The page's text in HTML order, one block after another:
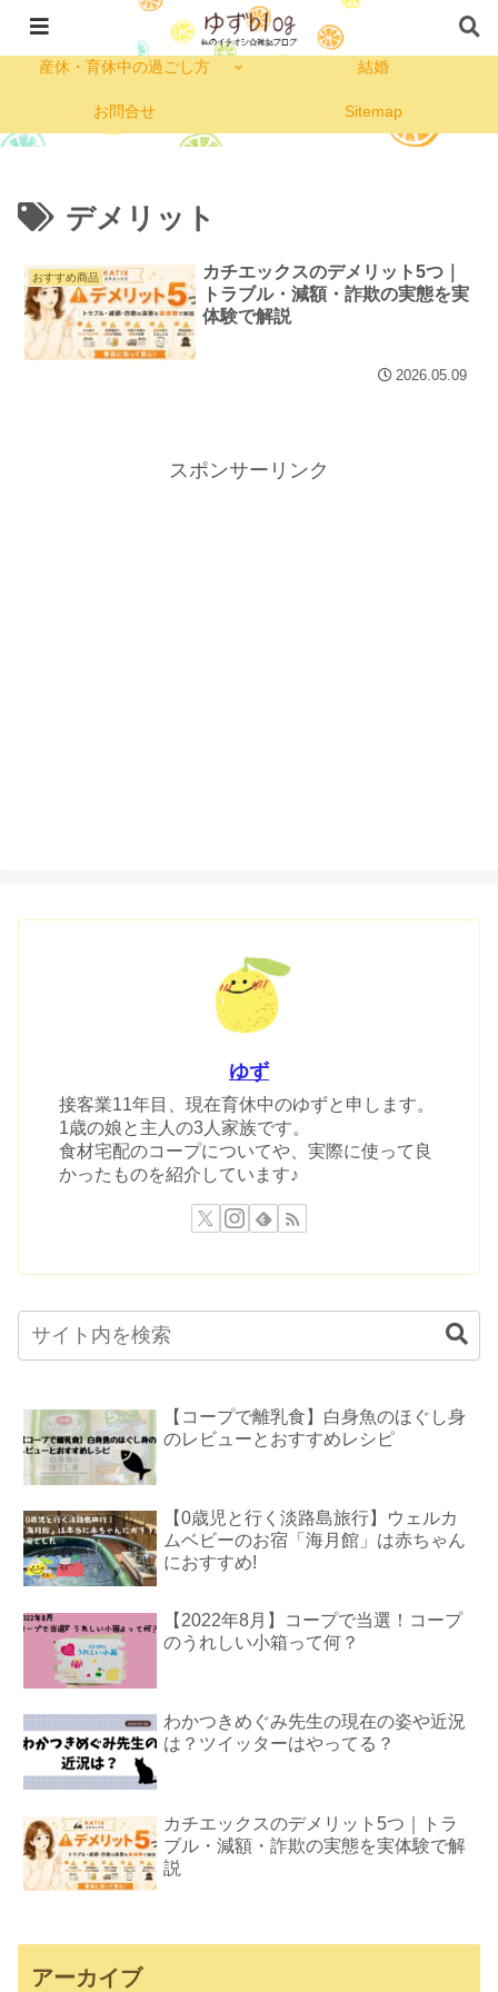
私のプロフィール
産休・育休中の過ごし方 結婚
お問合せ Sitemap
デメリット
おすすめ商品
カチエックスのデメリット5つ｜
トラブル・減額・詐欺の実態を実
体験で解説
2026.05.09
スポンサーリンク
ゆず
接客業11年目、現在育休中のゆずと申します。
1歳の娘と主人の3人家族です。
食材宅配のコープについてや、実際に使って良
かったものを紹介しています♪
【コープで離乳食】白身魚のほぐし身
のレビューとおすすめレシピ
【0歳児と行く淡路島旅行】ウェルカ
ムベビーのお宿「海月館」は赤ちゃん
におすすめ!
【2022年8月】コープで当選！コープ
のうれしい小箱って何？
わかつきめぐみ先生の現在の姿や近況
は？ツイッターはやってる？
カチエックスのデメリット5つ｜トラ
ブル・減額・詐欺の実態を実体験で解
説
アーカイブ